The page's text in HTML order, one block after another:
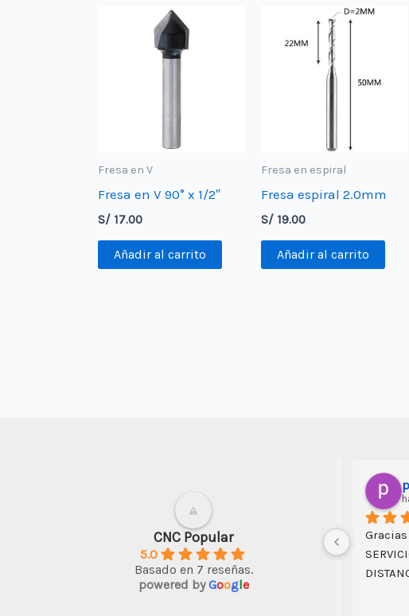
Fresa en V
Fresa en V 90° x 1/2″
S/ 17.00
Añadir al carrito
Fresa en espiral
Fresa espiral 2.0mm
S/19.00
Añadir al carrito
CNC Popular
5.0
Basado en 7 reseñas.
powered byGoogle
Un buen inicio en el CNC; algo de
ingenio y todo es posible con esta
máquina
Gracias